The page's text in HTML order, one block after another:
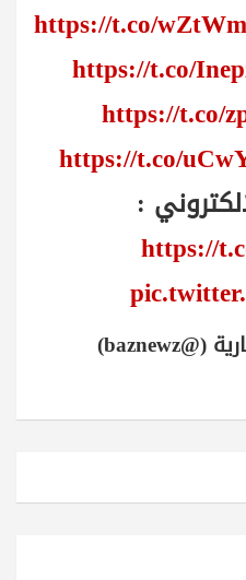
https://t.co/
https://t.co/
https://t.co/
https://t.co/
:
https://